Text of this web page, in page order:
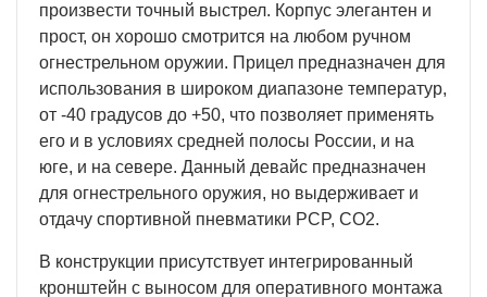
произвести точный выстрел. Корпус элегантен и
прост, он хорошо смотрится на любом ручном
огнестрельном оружии. Прицел предназначен для
использования в широком диапазоне температур,
от -40 градусов до +50, что позволяет применять
его и в условиях средней полосы России, и на
юге, и на севере. Данный девайс предназначен
для огнестрельного оружия, но выдерживает и
отдачу спортивной пневматики PCP, CO2.
В конструкции присутствует интегрированный
кронштейн с выносом для оперативного монтажа